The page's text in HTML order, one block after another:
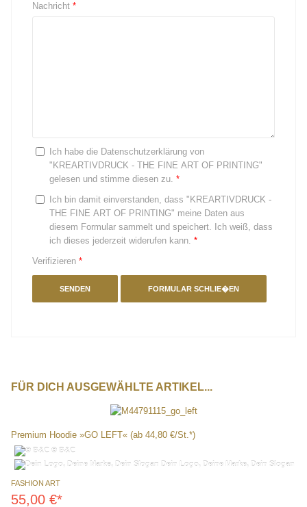
Nachricht *
Ich habe die Datenschutzerklärung von
"KREARTIVDRUCK - THE FINE ART OF PRINTING"
gelesen und stimme diesen zu. *
Ich bin damit einverstanden, dass "KREARTIVDRUCK -
THE FINE ART OF PRINTING" meine Daten aus
diesem Formular sammelt und speichert. Ich weiß, dass
ich dieses jederzeit widerufen kann. *
Verifizieren *
SENDEN FORMULAR SCHLIE�EN
FÜR DICH AUSGEWÄHLTE ARTIKEL...
Premium Hoodie »GO LEFT« (ab 44,80 €/St.*)
© B&C
Dein Logo, Deine Marke, Dein Slogan
FASHION ART
55,00 €*